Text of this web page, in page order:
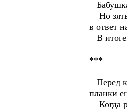
Но
в ответ
В итоге
***
Перед
планки
Когда